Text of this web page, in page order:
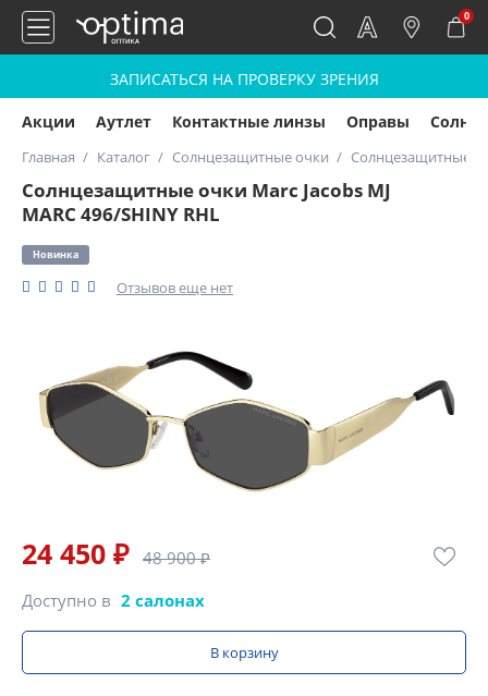
0
ЗАПИСАТЬСЯ НА ПРОВЕРКУ ЗРЕНИЯ
Акции Аутлет Контактные линзы Оправы
Главная Каталог Солнцезащитные очки Солнцезащитные
Солнцезащитные очки Marc Jacobs MJ
MARC 496/SHINY RHL
Новинка
Отзывов еще нет
24 450 ₽ 48 900 ₽
Доступно в 2 салонах
В корзину